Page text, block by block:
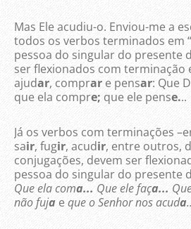
Mas Ele acudiu-o. Enviou-me a
todos os verbos terminados em
pessoa do singular do presente
ser flexionados com terminação
ajudar, comprar e pensar: Que
que ela compre; que ele pense...
Já os verbos com terminações
sair, fugir, acudir, entre outros,
conjugações, devem ser
pessoa do singular do presente
Que ela coma... Que ele faça...
não fuja eque o Senhor nos acuda